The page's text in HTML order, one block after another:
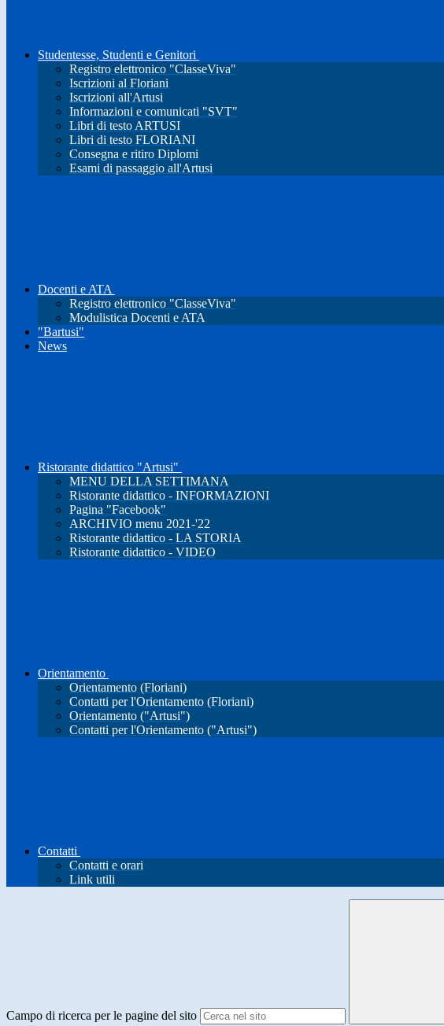
Studentesse, Studenti e Genitori
Registro elettronico "ClasseViva"
Iscrizioni al Floriani
Iscrizioni all'Artusi
Informazioni e comunicati "SVT"
Libri di testo ARTUSI
Libri di testo FLORIANI
Consegna e ritiro Diplomi
Esami di passaggio all'Artusi
Docenti e ATA
Registro elettronico "ClasseViva"
Modulistica Docenti e ATA
"Bartusi"
News
Ristorante didattico "Artusi"
MENU DELLA SETTIMANA
Ristorante didattico - INFORMAZIONI
Pagina "Facebook"
ARCHIVIO menu 2021-'22
Ristorante didattico - LA STORIA
Ristorante didattico - VIDEO
Orientamento
Orientamento (Floriani)
Contatti per l'Orientamento (Floriani)
Orientamento ("Artusi")
Contatti per l'Orientamento ("Artusi")
Contatti
Contatti e orari
Link utili
Campo di ricerca per le pagine del sito